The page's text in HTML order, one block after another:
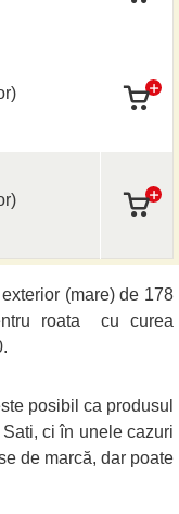
(mare) de 178
roata cu curea
posibil ca produsul
ci în unele cazuri
de marcă, dar poate